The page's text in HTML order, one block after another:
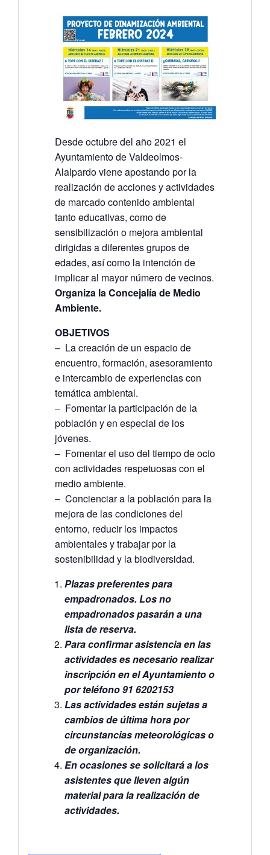
Desde octubre del año 2021 el
Ayuntamiento de Valdeolmos-
Alalpardo viene apostando por la
realización de acciones y actividades
de marcado contenido ambiental
tanto educativas, como de
sensibilización o mejora ambiental
dirigidas a diferentes grupos de
edades, así como la intención de
implicar al mayor número de vecinos.
Organiza la Concejalía de Medio
Ambiente.
OBJETIVOS
– La creación de un espacio de
encuentro, formación, asesoramiento
e intercambio de experiencias con
temática ambiental.
– Fomentar la participación de la
población y en especial de los
jóvenes.
– Fomentar el uso del tiempo de ocio
con actividades respetuosas con el
medio ambiente.
– Concienciar a la población para la
mejora de las condiciones del
entorno, reducir los impactos
ambientales y trabajar por la
sostenibilidad y la biodiversidad.
Plazas preferentes para
empadronados. Los no
empadronados pasarán a una
lista de reserva.
Para confirmar asistencia en las
actividades es necesario realizar
inscripción en el Ayuntamiento o
por teléfono 91 6202153
Las actividades están sujetas a
cambios de última hora por
circunstancias meteorológicas o
de organización.
En ocasiones se solicitará a los
asistentes que lleven algún
material para la realización de
actividades.